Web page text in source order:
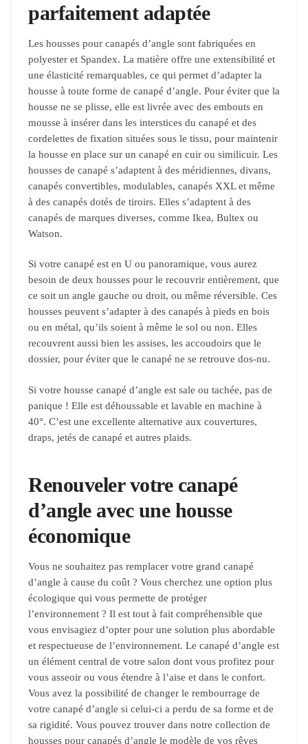
parfaitement adaptée
Les housses pour canapés d’angle sont fabriquées en
polyester et Spandex. La matière offre une extensibilité et
une élasticité remarquables, ce qui permet d’adapter la
housse à toute forme de canapé d’angle. Pour éviter que la
housse ne se plisse, elle est livrée avec des embouts en
mousse à insérer dans les interstices du canapé et des
cordelettes de fixation situées sous le tissu, pour maintenir
la housse en place sur un canapé en cuir ou similicuir. Les
housses de canapé s’adaptent à des méridiennes, divans,
canapés convertibles, modulables, canapés XXL et même
à des canapés dotés de tiroirs. Elles s’adaptent à des
canapés de marques diverses, comme Ikea, Bultex ou
Watson.
Si votre canapé est en U ou panoramique, vous aurez
besoin de deux housses pour le recouvrir entièrement, que
ce soit un angle gauche ou droit, ou même réversible. Ces
housses peuvent s’adapter à des canapés à pieds en bois
ou en métal, qu’ils soient à même le sol ou non. Elles
recouvrent aussi bien les assises, les accoudoirs que le
dossier, pour éviter que le canapé ne se retrouve dos-nu.
Si votre housse canapé d’angle est sale ou tachée, pas de
panique ! Elle est déhoussable et lavable en machine à
40°. C’est une excellente alternative aux couvertures,
draps, jetés de canapé et autres plaids.
Renouveler votre canapé
d’angle avec une housse
économique
Vous ne souhaitez pas remplacer votre grand canapé
d’angle à cause du coût ? Vous cherchez une option plus
écologique qui vous permette de protéger
l’environnement ? Il est tout à fait compréhensible que
vous envisagiez d’opter pour une solution plus abordable
et respectueuse de l’environnement. Le canapé d’angle est
un élément central de votre salon dont vous profitez pour
vous asseoir ou vous étendre à l’aise et dans le confort.
Vous avez la possibilité de changer le rembourrage de
votre canapé d’angle si celui-ci a perdu de sa forme et de
sa rigidité. Vous pouvez trouver dans notre collection de
housses pour canapés d’angle le modèle de vos rêves